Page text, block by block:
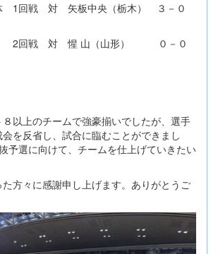
戦 対 矢板中央（栃木） ３－０
惺 山（山形） ０－０
以上のチームで強豪揃いでしたが、選手
を反省し、試合に臨むことができまし
予選に向けて、チームを仕上げていきたい
方々に感謝申し上げます。ありがとうご